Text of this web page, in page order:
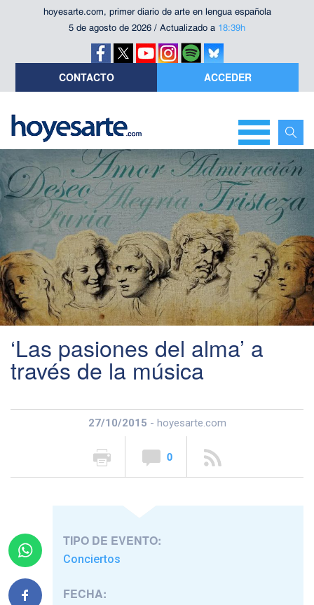
hoyesarte.com, primer diario de arte en lengua española
5 de agosto de 2026 / Actualizado a 18:39h
CONTACTO ACCEDER
‘Las pasiones del alma’ a
través de la música
27/10/2015 - hoyesarte.com
0
TIPO DE EVENTO:
Conciertos
FECHA: